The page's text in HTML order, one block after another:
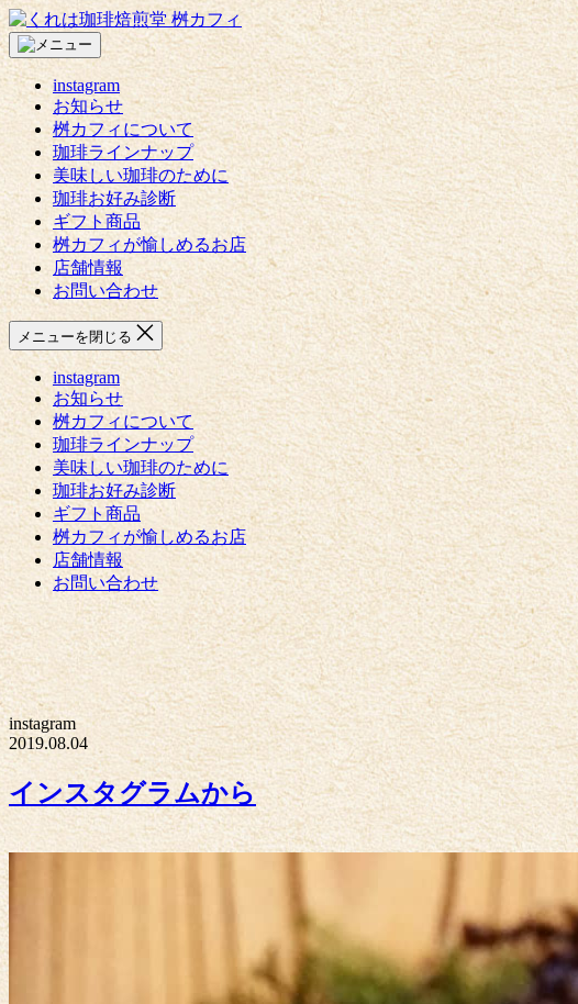
コ
ン
テ
ン
ツ
ッ
プ
く
れ
は
珈
琲
焙
煎
堂
桝
カ
フ
ィ
instagram
お知らせ
桝カフィについて
珈琲ラインナップ
美味しい珈琲のために
珈琲お好み診断
ギフト商品
桝カフィが愉しめるお店
店舗情報
お問い合わせ
メニューを閉じる
instagram
お知らせ
桝カフィについて
珈琲ラインナップ
美味しい珈琲のために
珈琲お好み診断
ギフト商品
桝カフィが愉しめるお店
店舗情報
お問い合わせ
instagram
2019.08.04
インスタグラムから